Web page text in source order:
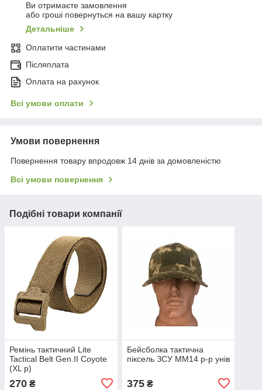
Ви отримаєте замовлення
або гроші повернуться на вашу картку
Детальніше
Оплатити частинами
Післяплата
Оплата на рахунок
Всі умови оплати
Умови повернення
Повернення товару впродовж 14 днів за домовленістю
Всі умови повернення
Подібні товари компанії
Ремінь тактичний Lite
Tactical Belt Gen.II Coyote
(XL р)
270 ₴
Бейсболка тактична
піксель ЗСУ ММ14 р-р унів
375₴